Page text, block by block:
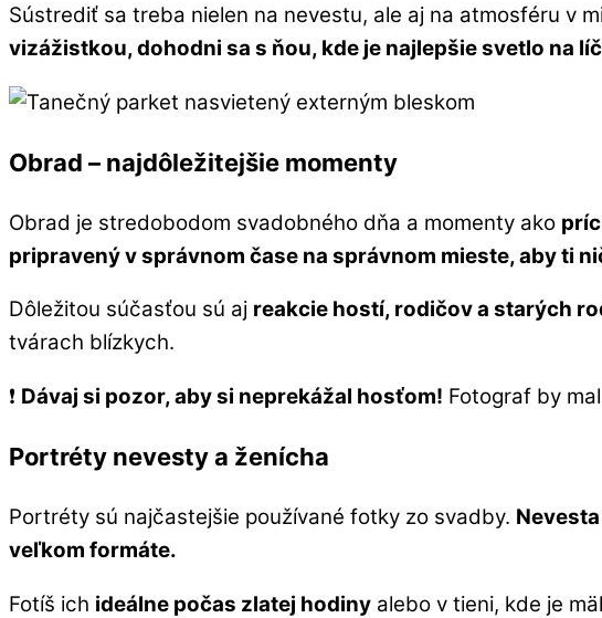
Sústrediť sa treba nielen na nevestu, ale aj na atmosféru v
vizážistkou, dohodni sa s ňou, kde je najlepšie svetlo na
Obrad – najdôležitejšie momenty
Obrad je stredobodom svadobného dňa a momenty ako
pripravený v správnom čase na správnom mieste, aby ti
Dôležitou súčasťou sú aj reakcie hostí, rodičov a starých
tvárach blízkych.
❗ Dávaj si pozor, aby si neprekážal hosťom! Fotograf by
Portréty nevesty a ženícha
Portréty sú najčastejšie používané fotky zo svadby.
veľkom formáte.
Fotíš ich ideálne počas zlatej hodiny alebo v tieni, kde je